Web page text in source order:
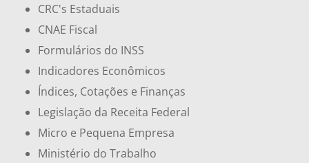
CRC's Estaduais
CNAE Fiscal
Formulários do INSS
Indicadores Econômicos
Índices, Cotações e Finanças
Legislação da Receita Federal
Micro e Pequena Empresa
Ministério do Trabalho